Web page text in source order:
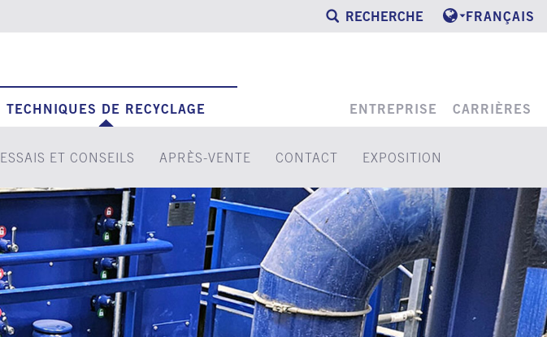
RECHERCHE FRANÇAIS
TECHNIQUES DE RECYCLAGE ENTREPRISE CARRIÈRES
ESSAIS ET CONSEILS APRÈS-VENTE CONTACT EXPOSITION